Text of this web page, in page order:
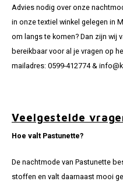
Advies nodig over onze
in onze textiel winkel gelegen in
om langs te komen? Dan zijn wij
bereikbaar voor al je vragen op
mailadres: 0599-412774 &
Veelgestelde
Hoe valt Pastunette?
De nachtmode van Pastunette
stoffen en valt daarnaast mooi